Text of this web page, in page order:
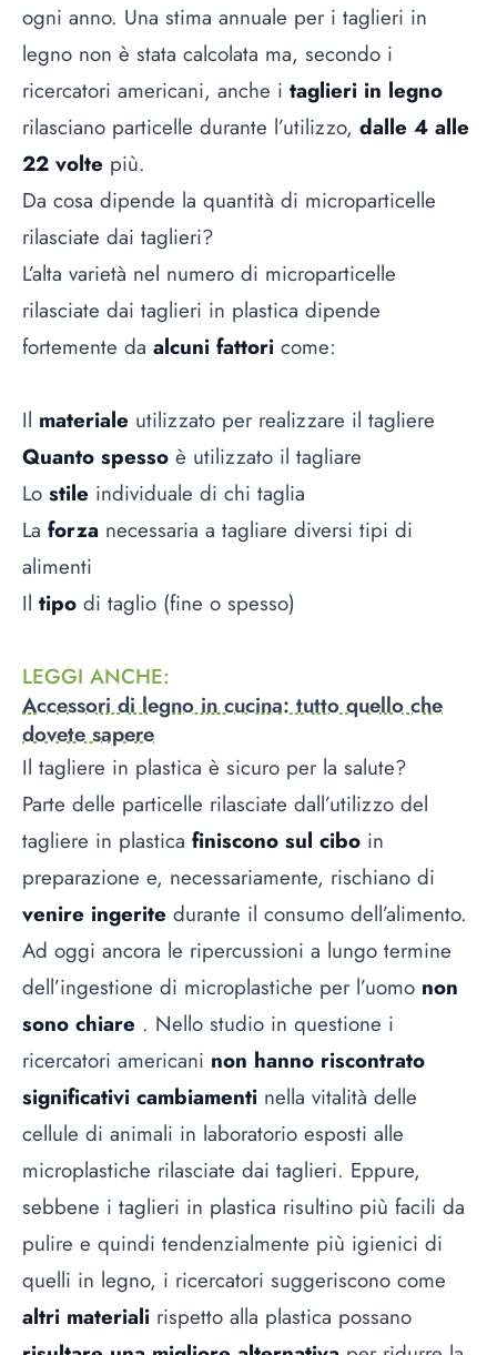
ogni anno. Una stima annuale per i taglieri in
legno non è stata calcolata ma, secondo i
ricercatori americani, anche i taglieri in legno
rilasciano particelle durante l’utilizzo, dalle 4 alle
22 volte più.
Da cosa dipende la quantità di microparticelle
rilasciate dai taglieri?
L’alta varietà nel numero di microparticelle
rilasciate dai taglieri in plastica dipende
fortemente da alcuni fattori come:
Il materiale utilizzato per realizzare il tagliere
Quanto spesso è utilizzato il tagliare
Lo stile individuale di chi taglia
La forza necessaria a tagliare diversi tipi di
alimenti
Il tipo di taglio (fine o spesso)
LEGGI ANCHE:
Accessori di legno in cucina: tutto quello che
dovete sapere
Il tagliere in plastica è sicuro per la salute?
Parte delle particelle rilasciate dall’utilizzo del
tagliere in plastica finiscono sul cibo in
preparazione e, necessariamente, rischiano di
venire ingerite durante il consumo dell’alimento.
Ad oggi ancora le ripercussioni a lungo termine
dell’ingestione di microplastiche per l’uomo non
sono chiare . Nello studio in questione i
ricercatori americani non hanno riscontrato
significativi cambiamenti nella vitalità delle
cellule di animali in laboratorio esposti alle
microplastiche rilasciate dai taglieri. Eppure,
sebbene i taglieri in plastica risultino più facili da
pulire e quindi tendenzialmente più igienici di
quelli in legno, i ricercatori suggeriscono come
altri materiali rispetto alla plastica possano